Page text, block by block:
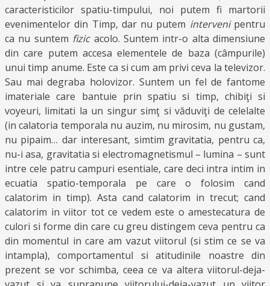
caracteristicilor spatiu-timpului, noi putem fi martorii
evenimentelor din Timp, dar nu putem interveni pentru
ca nu suntem fizic acolo. Suntem intr-o alta dimensiune
din care putem accesa elementele de baza (câmpurile)
unui timp anume. Este ca si cum am privi ceva la televizor.
Sau mai degraba holovizor. Suntem un fel de fantome
imateriale care bantuie prin spatiu si timp, chibiţi si
voyeuri, limitati la un singur simţ si văduviţi de celelalte
(in calatoria temporala nu auzim, nu mirosim, nu gustam,
nu pipaim… dar interesant, simtim gravitatia, pentru ca,
nu-i asa, gravitatia si electromagnetismul – lumina – sunt
intre cele patru campuri esentiale, care deci intra intim in
ecuatia spatio-temporala pe care o folosim cand
calatorim in timp). Asta cand calatorim in trecut; cand
calatorim in viitor tot ce vedem este o amestecatura de
culori si forme din care cu greu distingem ceva pentru ca
din momentul in care am vazut viitorul (si stim ce se va
intampla), comportamentul si atitudinile noastre din
prezent se vor schimba, ceea ce va altera viitorul-deja-